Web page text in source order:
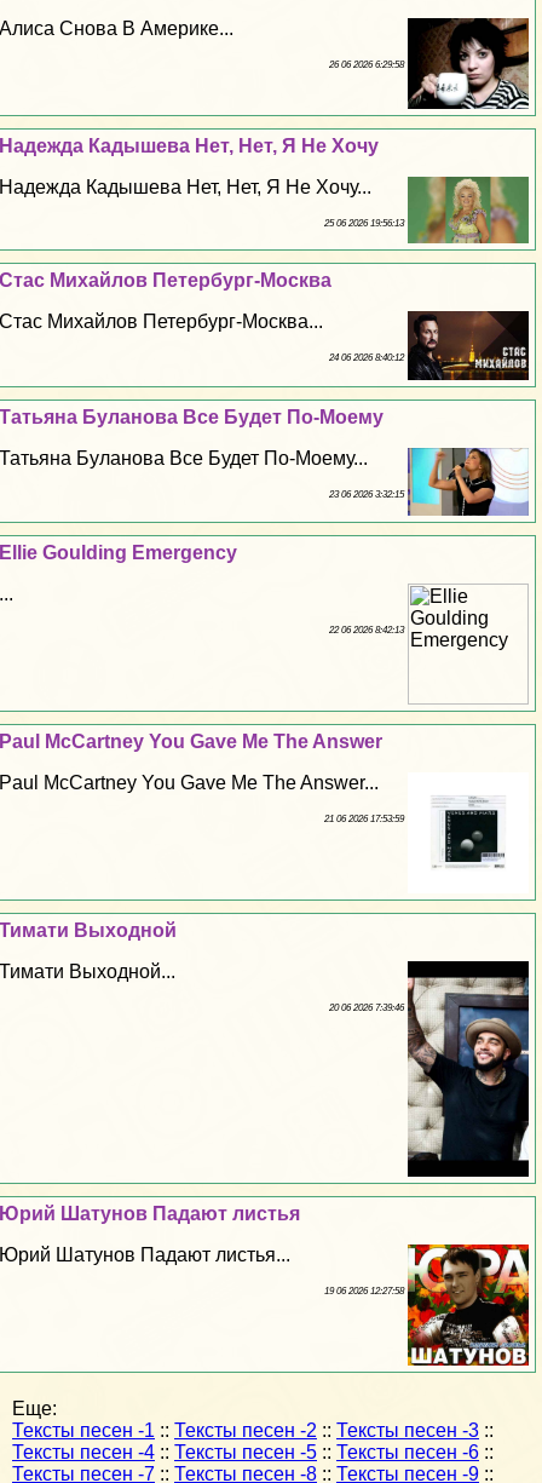
Алиса Снова В Америке...
26 06 2026 6:29:58
Надежда Кадышева Нет, Нет, Я Не Хочу
Надежда Кадышева Нет, Нет, Я Не Хочу...
25 06 2026 19:56:13
Стас Михайлов Петербург-Москва
Стас Михайлов Петербург-Москва...
24 06 2026 8:40:12
Татьяна Буланова Все Будет По-Моему
Татьяна Буланова Все Будет По-Моему...
23 06 2026 3:32:15
Ellie Goulding Emergency
...
22 06 2026 8:42:13
Paul McCartney You Gave Me The Answer
Paul McCartney You Gave Me The Answer...
21 06 2026 17:53:59
Тимати Выходной
Тимати Выходной...
20 06 2026 7:39:46
Юрий Шатунов Падают листья
Юрий Шатунов Падают листья...
19 06 2026 12:27:58
Еще:
Тексты песен -1 :: Тексты песен -2 :: Тексты песен -3 ::
Тексты песен -4 :: Тексты песен -5 :: Тексты песен -6 ::
Тексты песен -7 :: Тексты песен -8 :: Тексты песен -9 ::